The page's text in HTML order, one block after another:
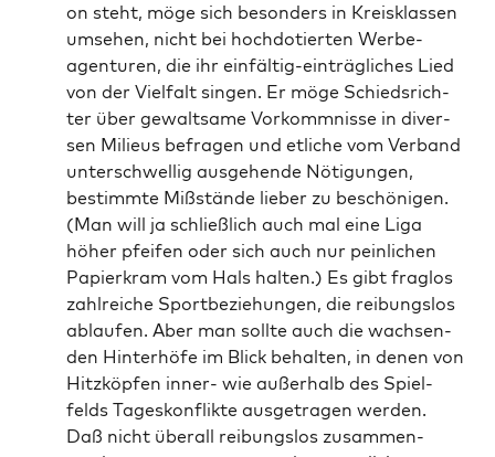
on steht, möge sich beson­ders in Kreis­klas­sen
umse­hen, nicht bei hoch­do­tier­ten Wer­be­
agen­tu­ren, die ihr ein­fäl­tig-ein­träg­li­ches Lied
von der Viel­falt sin­gen. Er möge Schieds­rich­
ter über gewalt­sa­me Vor­komm­nis­se in diver­
sen Milieus befra­gen und etli­che vom Ver­band
unter­schwel­lig aus­ge­hen­de Nöti­gun­gen,
bestimm­te Miß­stän­de lie­ber zu beschö­ni­gen.
(Man will ja schließ­lich auch mal eine Liga
höher pfei­fen oder sich auch nur pein­li­chen
Papier­kram vom Hals hal­ten.) Es gibt frag­los
zahl­rei­che Sport­be­zie­hun­gen, die rei­bungs­los
ablau­fen. Aber man soll­te auch die wach­sen­
den Hin­ter­hö­fe im Blick behal­ten, in denen von
Hitz­köp­fen inner- wie außer­halb des Spiel­
felds Tages­kon­flik­te aus­ge­tra­gen wer­den.
Daß nicht über­all rei­bungs­los zusam­men­